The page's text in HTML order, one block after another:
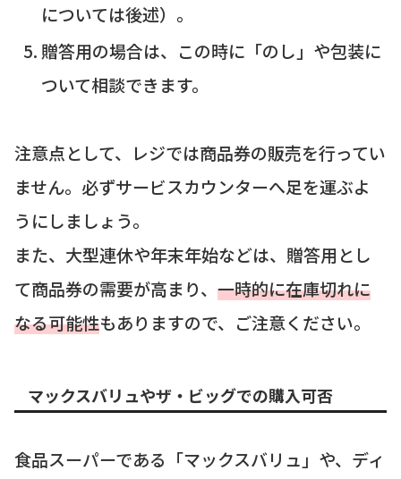
については後述）。
贈答用の場合は、この時に「のし」や包装に
ついて相談できます。
注意点として、レジでは商品券の販売を行ってい
ません。必ずサービスカウンターへ足を運ぶよ
うにしましょう。
また、大型連休や年末年始などは、贈答用とし
て商品券の需要が高まり、 一時的に在庫切れに
なる可能性もありますので、ご注意ください。
マックスバリュやザ・ビッグでの購入可否
食品スーパーである「マックスバリュ」や、ディ